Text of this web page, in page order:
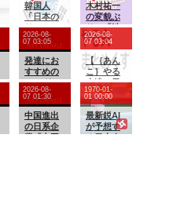
韓国人
「日本の
サッカー
協会も性
接待やっ
てるんじ
ゃないで
すか？」
木村祐一
の変貌ぶ
りに「渋
くなりす
ぎ」「い
つの間に
かイケお
じに」の
声
発達にお
すすめの
todoリス
トない？
2026-08-
07 03:05
【｛あん
こ｝やる
夫達は異
世界での
し上がり
たいよう
です】
2026-08-
07 03:04
中国進出
の日系企
2026-08-
07 01:30
最新鋭AI
が予想す
1970-01-
01 00:00